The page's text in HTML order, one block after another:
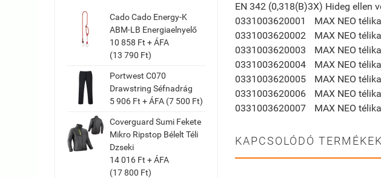
Cado Cado Energy-K
ABM-LB Energiaelnyelő
10 858 Ft + ÁFA
(13 790 Ft)
Portwest C070
Drawstring Séfnadrág
5 906 Ft + ÁFA (7 500 Ft)
Coverguard Sumi Fekete
Mikro Ripstop Bélelt Téli
Dzseki
14 016 Ft + ÁFA
(17 800 Ft)
EN 342 (0,318(B)3X) Hideg ellen
0331003620001
MAX NEO
0331003620002
MAX NEO
0331003620003
MAX NEO
0331003620004
MAX NEO
0331003620005
MAX NEO
0331003620006
MAX NEO
0331003620007
MAX NEO
KAPCSOLÓDÓ